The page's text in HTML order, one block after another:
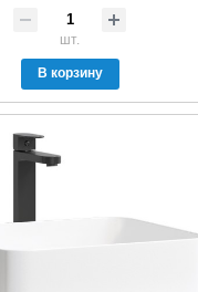
шт.
В корзину